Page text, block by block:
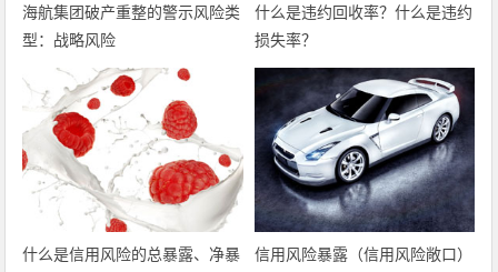
海航集团破产重整的警示风险类
型：战略风险
什么是违约回收率？什么是违约
损失率？
什么是信用风险的总暴露、净暴
信用风险暴露（信用风险敞口）